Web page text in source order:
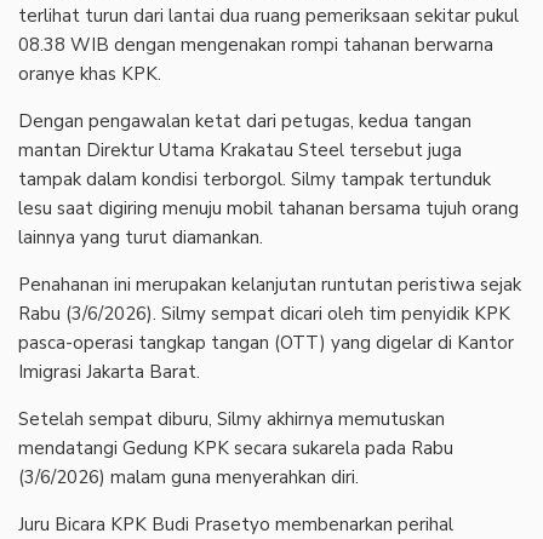
terlihat turun dari lantai dua ruang pemeriksaan sekitar pukul
08.38 WIB dengan mengenakan rompi tahanan berwarna
oranye khas KPK.
Dengan pengawalan ketat dari petugas, kedua tangan
mantan Direktur Utama Krakatau Steel tersebut juga
tampak dalam kondisi terborgol. Silmy tampak tertunduk
lesu saat digiring menuju mobil tahanan bersama tujuh orang
lainnya yang turut diamankan.
Penahanan ini merupakan kelanjutan runtutan peristiwa sejak
Rabu (3/6/2026). Silmy sempat dicari oleh tim penyidik KPK
pasca-operasi tangkap tangan (OTT) yang digelar di Kantor
Imigrasi Jakarta Barat.
Setelah sempat diburu, Silmy akhirnya memutuskan
mendatangi Gedung KPK secara sukarela pada Rabu
(3/6/2026) malam guna menyerahkan diri.
Juru Bicara KPK Budi Prasetyo membenarkan perihal